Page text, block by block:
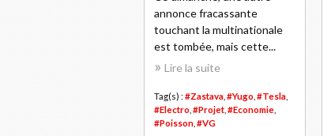
annonce fracassante
touchant la multinationale
est tombée, mais cette...
Lire la suite
Tag(s) : #Zastava #Yugo #Tesla
#Electro #Projet #Economie
#Poisson #VG